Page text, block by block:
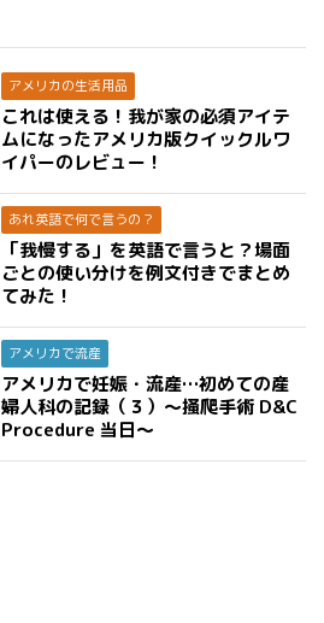
アメリカの生活用品
これは使える！我が家の必須アイテ
ムになったアメリカ版クイックルワ
イパーのレビュー！
あれ英語で何で言うの？
「我慢する」を英語で言うと？場面
ごとの使い分けを例文付きでまとめ
てみた！
アメリカで流産
アメリカで妊娠・流産…初めての産
婦人科の記録（３）〜掻爬手術 D&C
Procedure 当日〜